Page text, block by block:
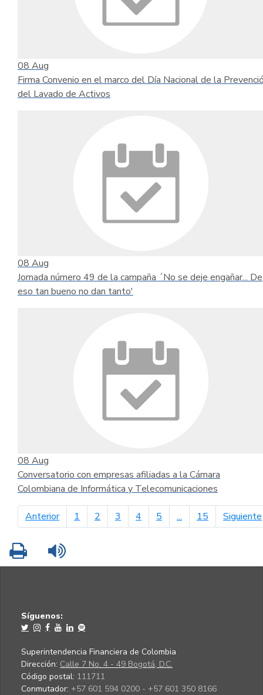
08 Aug
Firma Convenio en el marco del Día Nacional de la
del Lavado de Activos
08 Aug
Jornada número 49 de la campaña ´No se deje engañar... De
eso tan bueno no dan tanto'
08 Aug
Conversatorio con empresas afiliadas a la Cámara
Colombiana de Informática y Telecomunicaciones
Anteriorpágina anterior
1 2 3 4 5 ... 15 Siguiente
Imprimir
Síguenos:
Superintendencia Financiera de Colombia
Dirección: Calle 7 No. 4 - 49 Bogotá, D.C.
Código postal: 111711
Conmutador: +57 601 594 0200 - +57 601 350 8166